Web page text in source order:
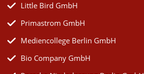
Little Bird GmbH
Primastrom GmbH
Mediencollege Berlin GmbH
Bio Company GmbH